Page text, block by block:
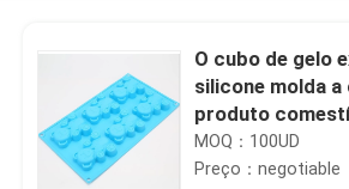
O cubo de gelo
silicone molda a
produto
cocktail
MOQ：100UD
Preço：negotiable